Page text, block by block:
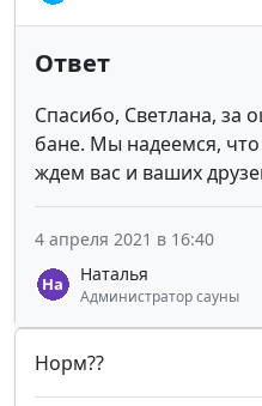
Ответ
Спасибо, Светлана, за
бане. Мы надеемся,
ждем вас и ваших
Наталья
Администратор сауны
4 апреля 2021 в 16:40
Норм??